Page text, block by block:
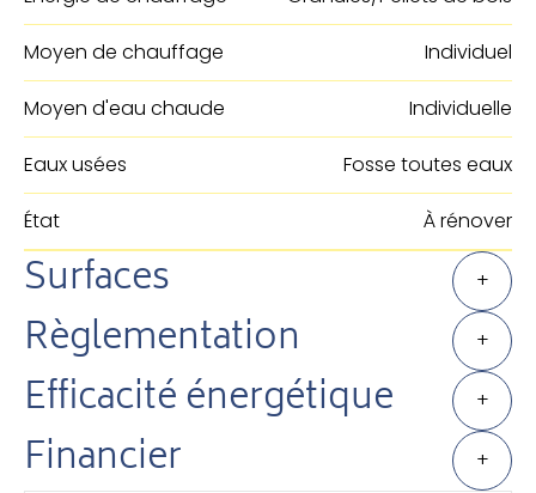
Moyen de chauffage Individuel
Moyen d'eau chaude Individuelle
Eaux usées Fosse toutes eaux
État À rénover
Surfaces +
Règlementation +
Efficacité énergétique +
Financier +